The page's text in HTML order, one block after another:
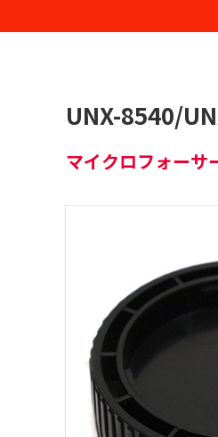
UNX-8540/
マイクロフォーサ